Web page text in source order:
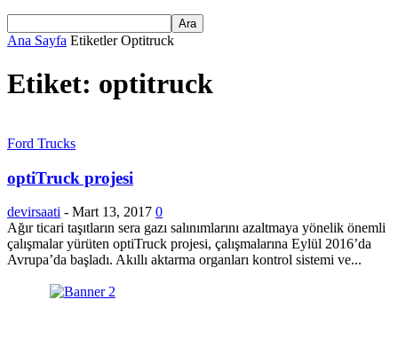
Ana Sayfa Etiketler Optitruck
Etiket: optitruck
Ford Trucks
optiTruck projesi
devirsaati - Mart 13, 2017 0
Ağır ticari taşıtların sera gazı salınımlarını azaltmaya yönelik önemli
çalışmalar yürüten optiTruck projesi, çalışmalarına Eylül 2016’da
Avrupa’da başladı. Akıllı aktarma organları kontrol sistemi ve...